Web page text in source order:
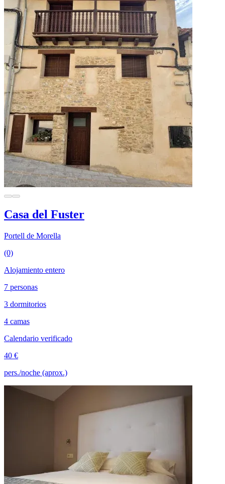
Casa del Fuster
Portell de Morella
(0)
Alojamiento entero
7 personas
3 dormitorios
4 camas
Calendario verificado
40 €
pers./noche (aprox.)